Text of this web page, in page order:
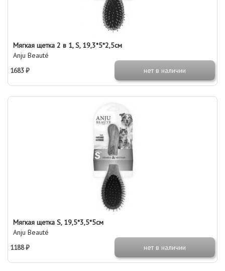
Мягкая щетка 2 в 1, S, 19,3*5*2,5см
Anju Beauté
1683 ₽
нет в наличии
Мягкая щетка S, 19,5*3,5*5см
Anju Beauté
1188 ₽
нет в наличии